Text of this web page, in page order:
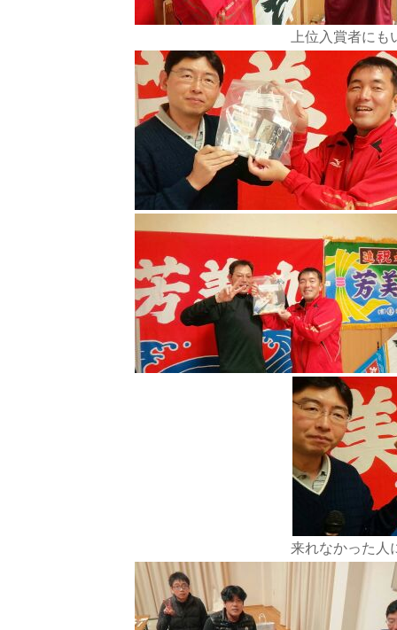
上位入賞者に
来れなかった人